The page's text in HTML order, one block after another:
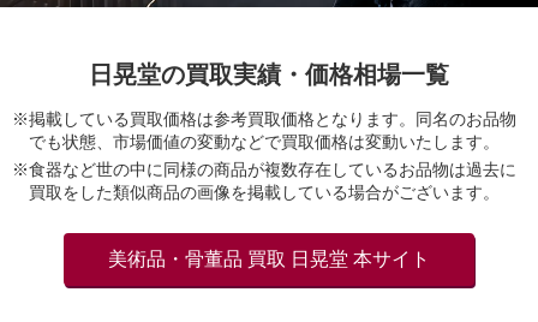
日晃堂の買取実績・価格相場一覧
※掲載している買取価格は参考買取価格となります。同名のお品物
でも状態、市場価値の変動などで買取価格は変動いたします。
※食器など世の中に同様の商品が複数存在しているお品物は過去に
買取をした類似商品の画像を掲載している場合がございます。
美術品・骨董品 買取 日晃堂 本サイト